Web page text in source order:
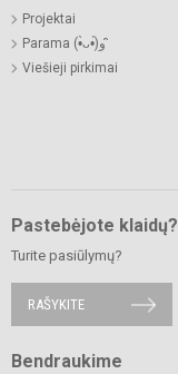
Projektai
Parama (•̀ᴗ•́)و ̑̑
Viešieji pirkimai
Pastebėjote klaidų?
Turite pasiūlymų?
RAŠYKITE
Bendraukime